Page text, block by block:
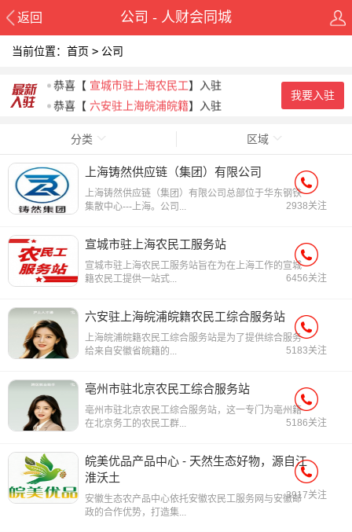
当前位置： 首页 > 公司
我要入驻
恭喜 【 宣城市驻上海农民工】入驻
恭喜 【 六安驻上海皖浦皖籍】入驻
恭喜【皖美优品产品中心 -
恭喜【 阜阳驻西宁市农民工】入驻
分类 区域
上海铸然供应链（集团）有限公司
上海铸然供应链（集团）有限公司总部位于华东钢铁
集散中心---上海。公司...
2938关注
宣城市驻上海农民工服务站
宣城市驻上海农民工服务站旨在为在上海工作的宣城
籍农民工提供一站式...
6456关注
六安驻上海皖浦皖籍农民工综合服务站
上海皖浦皖籍农民工综合服务站是为了提供综合服务
给来自安徽省皖籍的...
5183关注
亳州市驻北京农民工综合服务站
亳州市驻北京农民工综合服务站，这一专门为亳州籍
在北京务工的农民工群...
5186关注
皖美优品产品中心 - 天然生态好物，源自江
淮沃土
安徽生态农产品中心依托安徽农民工服务网与安徽邮
政的合作优势，打造集...
3917关注
返回 公司 - 人财会同城